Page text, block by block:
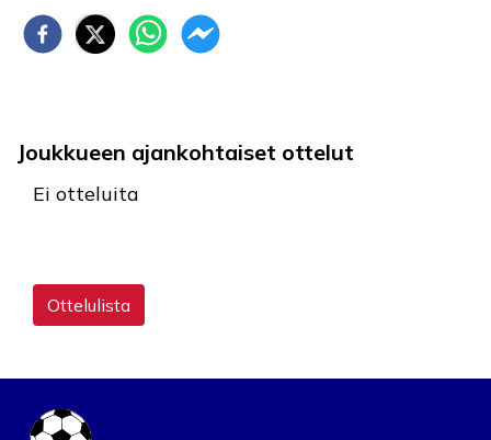
Joukkueen ajankohtaiset ottelut
Ei otteluita
Ottelulista